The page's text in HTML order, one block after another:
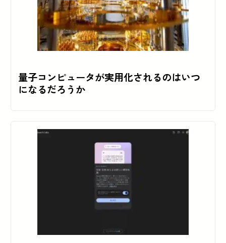
量子コンピュータが実用化されるのはいつ
になるだろうか